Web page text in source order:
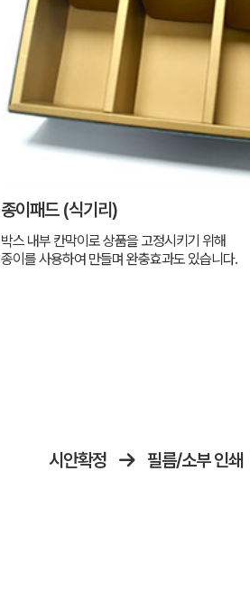
종이패드 (식기리)
박스 내부 칸막이로 상품을 고정시키기 위해
종이를 사용하여 만들며 완충효과도 있습니다.
시안확정 필름/소부 인쇄